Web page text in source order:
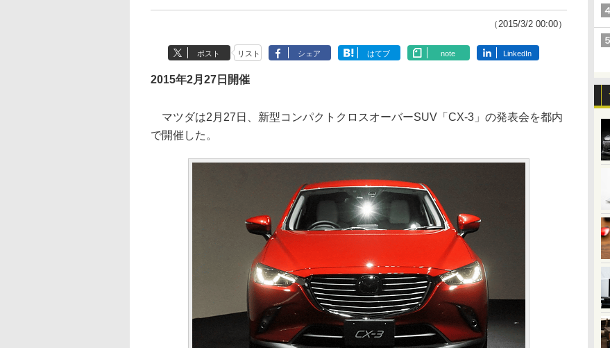
（2015/3/2 00:00）
ポスト リスト シェア はてブ note LinkedIn
2015年2月27日開催
マツダは2月27日、新型コンパクトクロスオーバーSUV「CX-3」の発表会を都内
で開催した。